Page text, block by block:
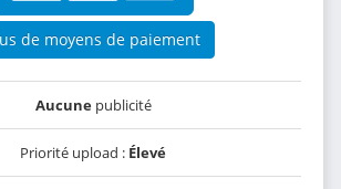
de moyens de paiement
Aucunepublicité
Priorité upload : Élevé